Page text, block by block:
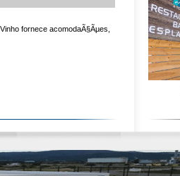
fornece acomodaÃ§Ãµes,